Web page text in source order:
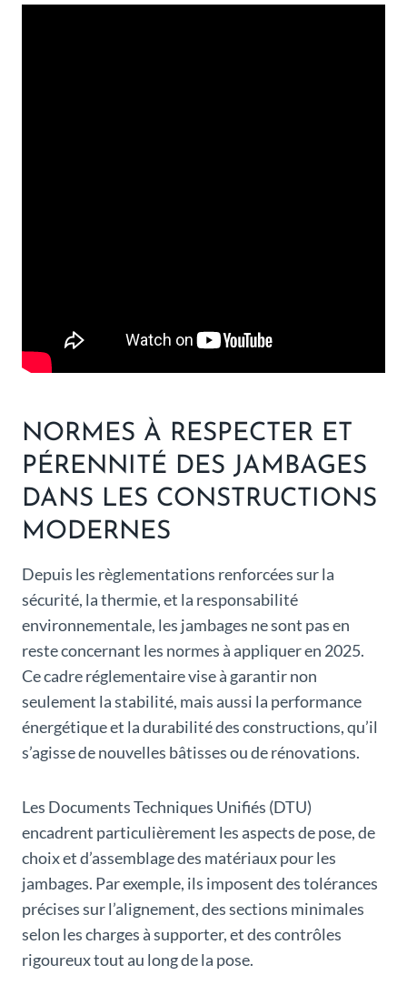
NORMES À RESPECTER ET
PÉRENNITÉ DES JAMBAGES
DANS LES CONSTRUCTIONS
MODERNES
Depuis les règlementations renforcées sur la
sécurité, la thermie, et la responsabilité
environnementale, les jambages ne sont pas en
reste concernant les normes à appliquer en 2025.
Ce cadre réglementaire vise à garantir non
seulement la stabilité, mais aussi la performance
énergétique et la durabilité des constructions, qu’il
s’agisse de nouvelles bâtisses ou de rénovations.
Les Documents Techniques Unifiés (DTU)
encadrent particulièrement les aspects de pose, de
choix et d’assemblage des matériaux pour les
jambages. Par exemple, ils imposent des tolérances
précises sur l’alignement, des sections minimales
selon les charges à supporter, et des contrôles
rigoureux tout au long de la pose.